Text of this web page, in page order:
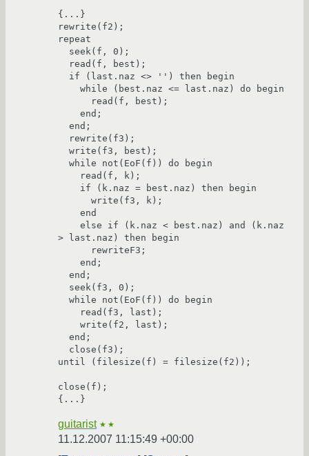
{...}
rewrite(f2);
repeat
> last.naz) then begin
until (filesize(f) = filesize(f2));
close(f);
{...}
guitarist ★★
11.12.2007 11:15:49 +00:00